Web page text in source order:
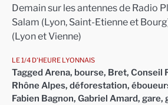
Demain sur les antennes de Radio
Salam (Lyon, Saint-Etienne et
(Lyon et Vienne)
LE 1/4 D'HEURE LYONNAIS
Tagged Arena, bourse, Bret, Conseil
Rhône Alpes, déforestation,
Fabien Bagnon, Gabriel Amard, gare,